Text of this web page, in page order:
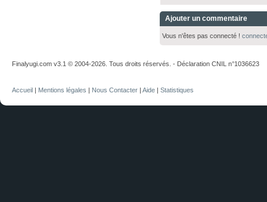
Ajouter un commentaire
Vous n'êtes pas connecté !
Finalyugi.com v3.1 © 2004-2026. Tous droits réservés. - Déclaration CNIL n°1036623
Accueil | Mentions légales | Nous Contacter | Aide | Statistiques